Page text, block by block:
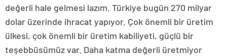
değerli hale gelmesi lazım. Türkiye bugün 270 milyar
dolar üzerinde ihracat yapıyor. Çok önemli bir üretim
ülkesi, çok önemli bir üretim kabiliyeti, güçlü bir
teşebbüsümüz var. Daha katma değerli üretmiyor